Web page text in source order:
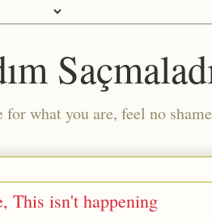
for what you are, feel no
This isn't happening